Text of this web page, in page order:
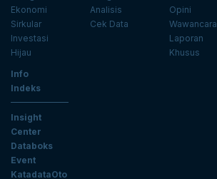
Ekonomi
Sirkular
Investasi
Hijau
Analisis
Cek Data
Opini
Wawancara
Laporan
Khusus
Info
Indeks
Insight
Center
Databoks
Event
KatadataOto